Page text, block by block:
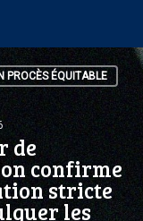
PROCÈS ÉQUITABLE
de
confirme
stricte
les